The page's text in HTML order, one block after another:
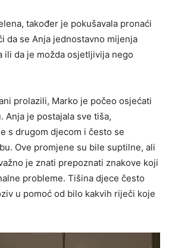
također je pokušavala pronaći
da se Anja jednostavno mijenja
ili da je možda osjetljivija nego
prolazili, Marko je počeo osjećati
Anja je postajala sve tiša,
s drugom djecom i često se
Ove promjene su bile suptilne, ali
je znati prepoznati znakove koji
probleme. Tišina djece često
u pomoć od bilo kakvih riječi koje